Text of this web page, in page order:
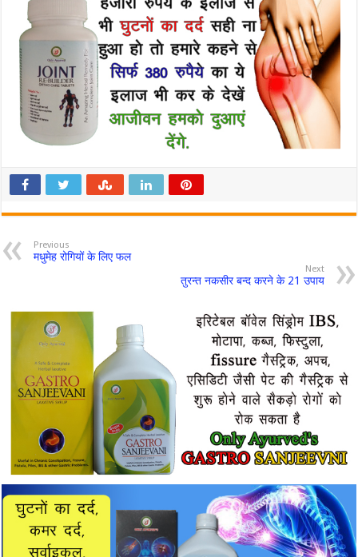
Previous
मधुमेह रोगियों के लिए फल
Next
तुरन्त नकसीर बन्द करने के 21 उपाय